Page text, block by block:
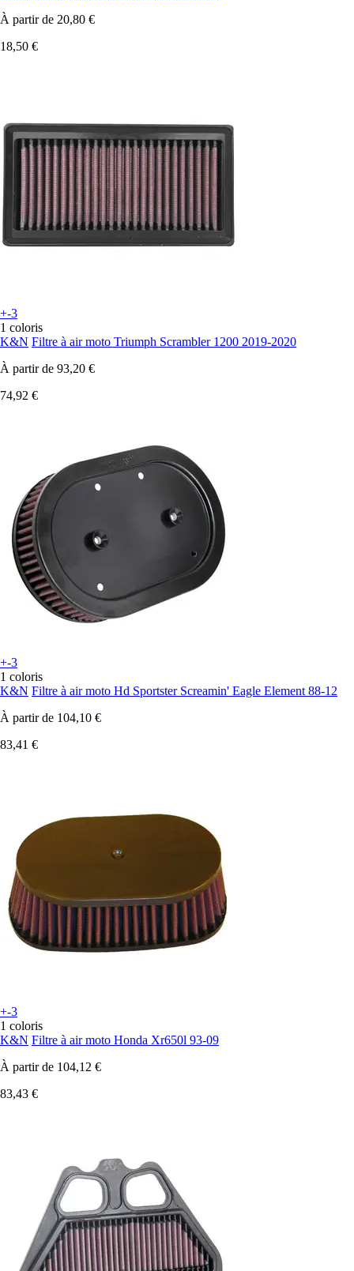
À partir de 20,80 €
18,50 €
+-3
1 coloris
K&N Filtre à air moto Triumph Scrambler 1200 2019-2020
À partir de 93,20 €
74,92 €
+-3
1 coloris
K&N Filtre à air moto Hd Sportster Screamin' Eagle Element 88-12
À partir de 104,10 €
83,41 €
+-3
1 coloris
K&N Filtre à air moto Honda Xr650l 93-09
À partir de 104,12 €
83,43 €